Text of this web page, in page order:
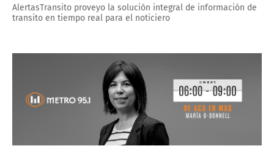
AlertasTransito proveyo la solución integral de información de
transito en tiempo real para el noticiero